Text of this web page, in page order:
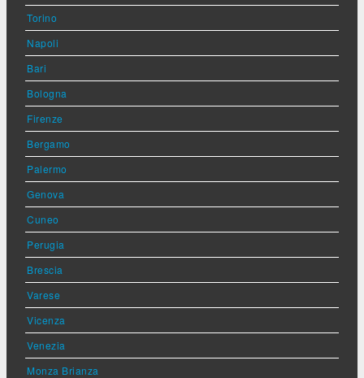
Torino
Napoli
Bari
Bologna
Firenze
Bergamo
Palermo
Genova
Cuneo
Perugia
Brescia
Varese
Vicenza
Venezia
Monza Brianza